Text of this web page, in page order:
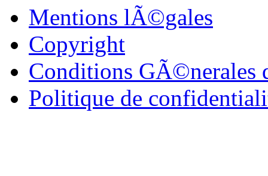
Mentions lÃ©gales
Copyright
Conditions GÃ©nerales
Politique de